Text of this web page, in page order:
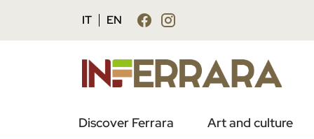
IT EN
Discover Ferrara Art and culture